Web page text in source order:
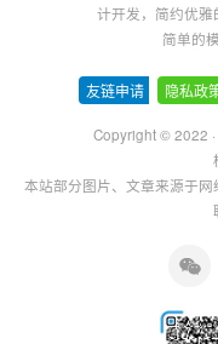
计开发，简约优雅
简单的
友链申请 隐私政
Copyright © 2022 ·
本站部分图片、文章来源于